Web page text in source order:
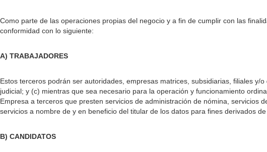
Como parte de las operaciones propias del negocio y a fin de cumplir con las
conformidad con lo siguiente:
A) TRABAJADORES
Estos terceros podrán ser autoridades, empresas matrices, subsidiarias, filiales
judicial; y (c) mientras que sea necesario para la operación y funcionamiento
Empresa a terceros que presten servicios de administración de nómina, servicios
servicios a nombre de y en beneficio del titular de los datos para fines derivados
B) CANDIDATOS